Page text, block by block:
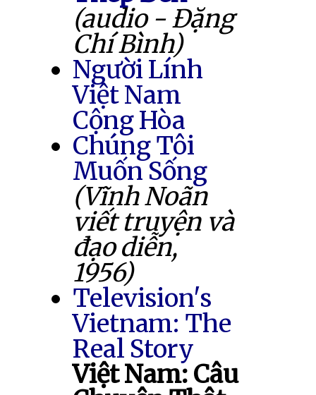
(audio - Đặng
Chí Bình)
Người Lính
Việt Nam
Cộng Hòa
Chúng Tôi
Muốn Sống
(Vĩnh Noãn
viết truyện và
đạo diễn,
1956)
Television's
Vietnam: The
Real Story
Việt Nam: Câu